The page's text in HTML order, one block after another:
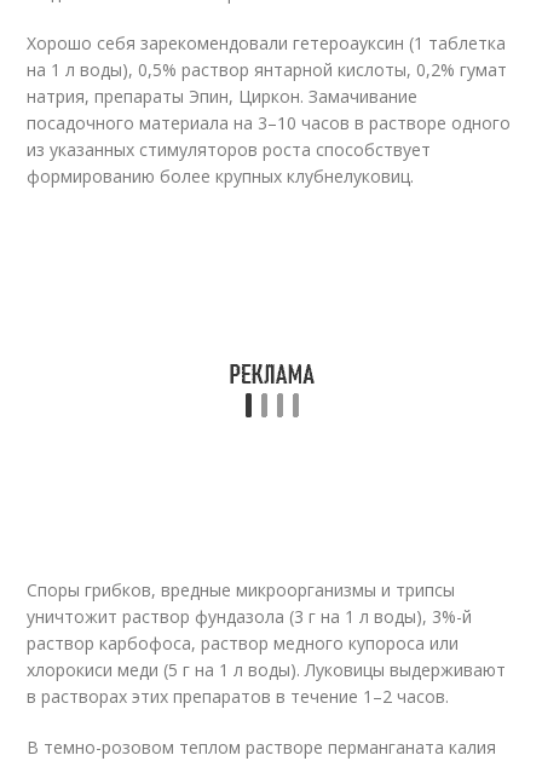
Хорошо себя зарекомендовали гетероауксин (1 таблетка
на 1 л воды), 0,5% раствор янтарной кислоты, 0,2% гумат
натрия, препараты Эпин, Циркон. Замачивание
посадочного материала на 3–10 часов в растворе одного
из указанных стимуляторов роста способствует
формированию более крупных клубнелуковиц.
Споры грибков, вредные микроорганизмы и трипсы
уничтожит раствор фундазола (3 г на 1 л воды), 3%-й
раствор карбофоса, раствор медного купороса или
хлорокиси меди (5 г на 1 л воды). Луковицы выдерживают
в растворах этих препаратов в течение 1–2 часов.
В темно-розовом теплом растворе перманганата калия